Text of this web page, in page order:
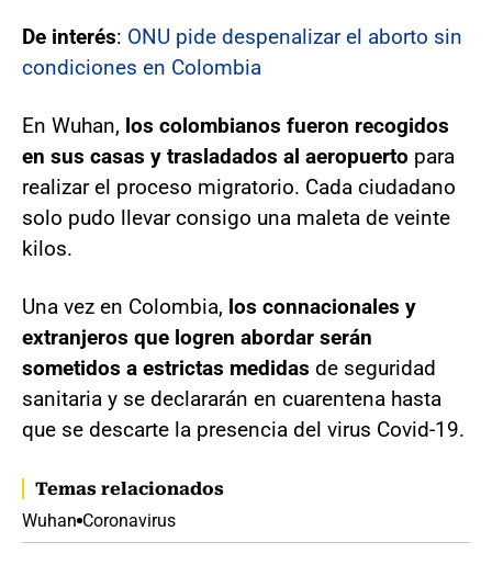
De interés: ONU pide despenalizar el aborto sin
condiciones en Colombia
En Wuhan, los colombianos fueron recogidos
en sus casas y trasladados al aeropuerto para
realizar el proceso migratorio. Cada ciudadano
solo pudo llevar consigo una maleta de veinte
kilos.
Una vez en Colombia, los connacionales y
extranjeros que logren abordar serán
sometidos a estrictas medidas de seguridad
sanitaria y se declararán en cuarentena hasta
que se descarte la presencia del virus Covid-19.
Temas relacionados
Wuhan Coronavirus